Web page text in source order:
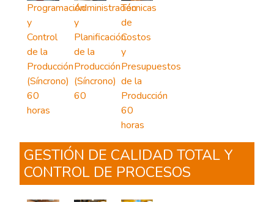
Programación
y
Control
de la
Producción
(Síncrono)
60
horas
Administración
y
Planificación
de la
Producción
(Síncrono)
60
Técnicas
de
Costos
y
Presupuestos
de la
Producción
60
horas
GESTIÓN DE CALIDAD TOTAL Y
CONTROL DE PROCESOS